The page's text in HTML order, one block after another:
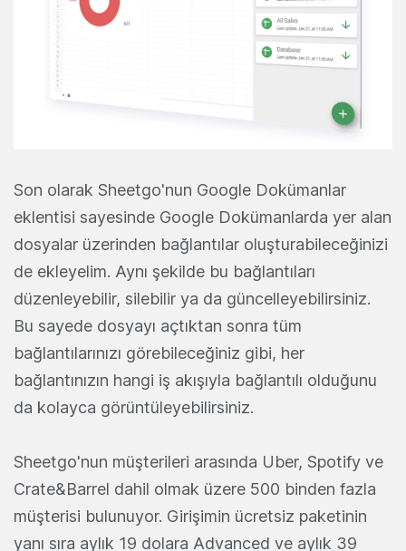
Son olarak Sheetgo'nun Google Dokümanlar
eklentisi sayesinde Google Dokümanlarda yer alan
dosyalar üzerinden bağlantılar oluşturabileceğinizi
de ekleyelim. Aynı şekilde bu bağlantıları
düzenleyebilir, silebilir ya da güncelleyebilirsiniz.
Bu sayede dosyayı açtıktan sonra tüm
bağlantılarınızı görebileceğiniz gibi, her
bağlantınızın hangi iş akışıyla bağlantılı olduğunu
da kolayca görüntüleyebilirsiniz.
Sheetgo'nun müşterileri arasında Uber, Spotify ve
Crate&Barrel dahil olmak üzere 500 binden fazla
müşterisi bulunuyor. Girişimin ücretsiz paketinin
yanı sıra aylık 19 dolara Advanced ve aylık 39